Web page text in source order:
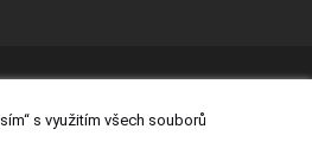
o cookies|Nastavení cookies
s využitím všech souborů